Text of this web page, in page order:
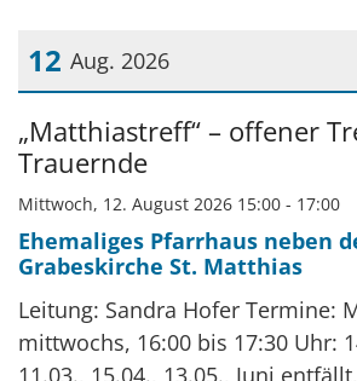
12 Aug. 2026
Datum: 12. August 2026
„Matthiastreff“ – offener
Trauernde
Mittwoch, 12. August 2026 15:00 - 17:00
Ehemaliges Pfarrhaus neben
Grabeskirche St. Matthias
Leitung: Sandra Hofer Termine:
mittwochs, 16:00 bis 17:30 Uhr:
11.03., 15.04., 13.05., Juni